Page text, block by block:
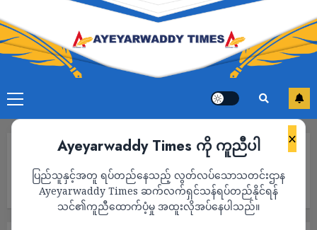
×
Ayeyarwaddy Times ကို ကူညီပါ
ပြည်သူနှင့်အတူ ရပ်တည်နေသည့် လွတ်လပ်သောသတင်းဌာန
Ayeyarwaddy Times ဆက်လက်ရှင်သန်ရပ်တည်နိုင်ရန်
သင်၏ကူညီထောက်ပံ့မှု အထူးလိုအပ်နေပါသည်။
စကားလုံးတွေနဲ့ မလုံလောက်ဘဲ အရေးယူရမယ်လို့ ကုလကျွမ်းကျင်သူ
ပြော